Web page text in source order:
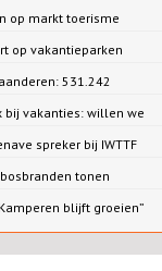
op markt toerisme
op vakantieparken
531.242
bij vakanties: willen we
verzorgd?
spreker bij IWTTF
tonen
verduurzamingblijft groeien”